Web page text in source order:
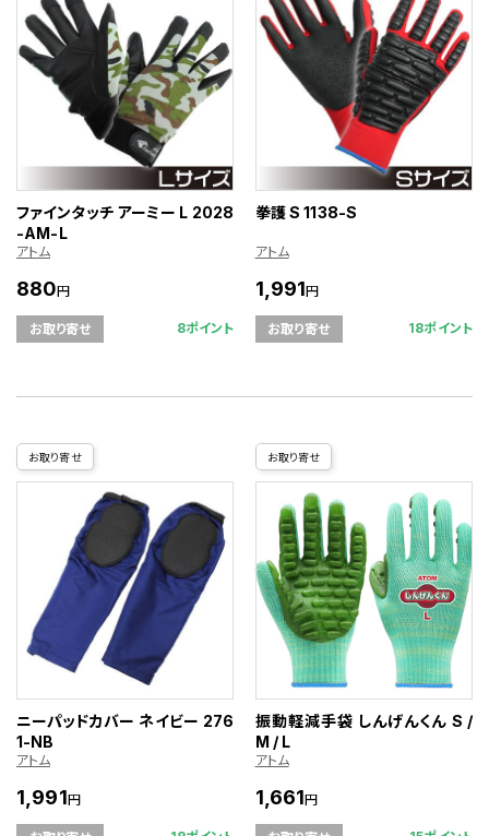
ファインタッチ アーミー L 2028
-AM-L
アトム
880円
お取り寄せ 8ポイント
拳護 S 1138-S
アトム
1,991円
お取り寄せ 18ポイント
お取り寄せ
ニーパッドカバー ネイビー 276
1-NB
アトム
1,991円
お取り寄せ
振動軽減手袋 しんげんくん S /
M / L
アトム
1,661円